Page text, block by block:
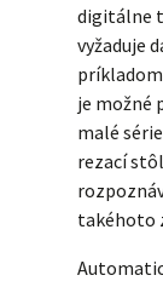
digitálne
vyžaduje
je možné
malé
rezací
takéhoto